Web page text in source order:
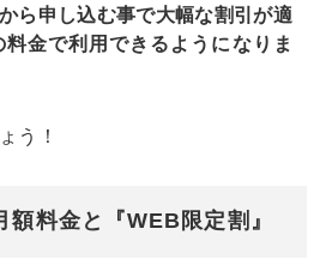
ら申し込む事で大幅な割引が適
金で利用できるようになりま
う！
料金と『WEB限定割』